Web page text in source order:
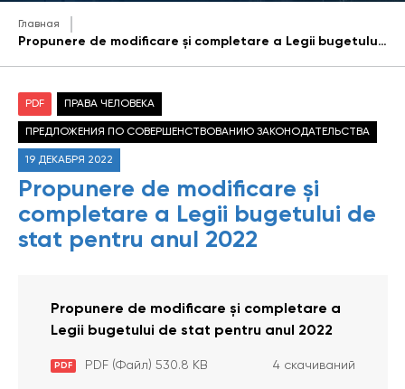
Главная
Propunere de modificare și completare a Legii bugetului de stat pentru anul 2022
PDF ПРАВА ЧЕЛОВЕКА
ПРЕДЛОЖЕНИЯ ПО СОВЕРШЕНСТВОВАНИЮ ЗАКОНОДАТЕЛЬСТВА
19 ДЕКАБРЯ 2022
Propunere de modificare și
completare a Legii bugetului de
stat pentru anul 2022
Propunere de modificare și completare a
Legii bugetului de stat pentru anul 2022
PDF PDF (Файл) 530.8 KB 4 скачиваний